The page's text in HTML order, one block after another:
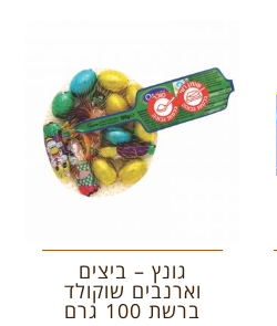
גונץ – ביצים
וארנבים שוקולד
ברשת 100 גרם